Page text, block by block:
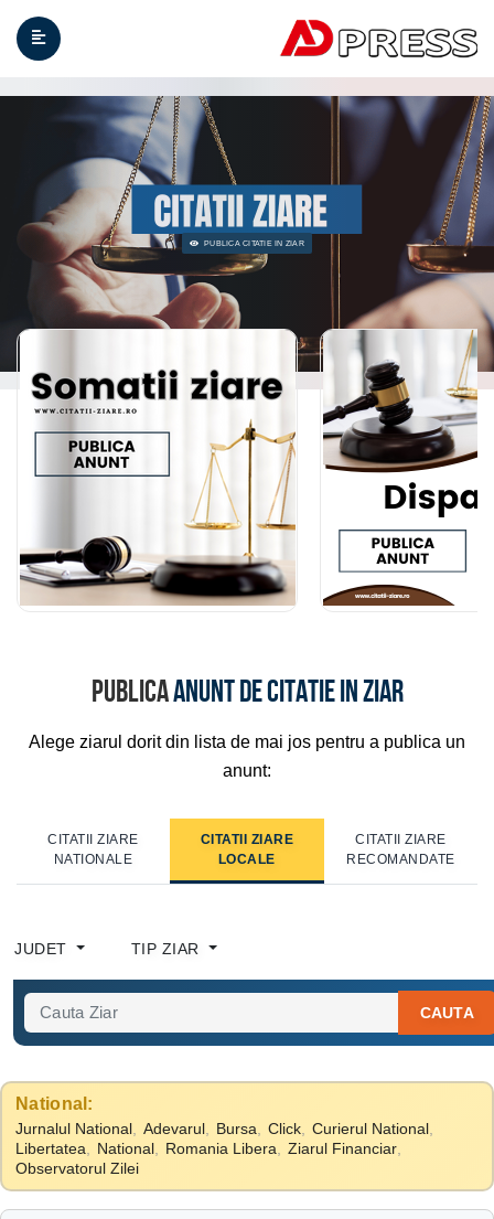
PUBLICA
Publicaanunt de citatie in ziar
Alege ziarul dorit din lista de mai jos pentru a publica un
anunt:
CITATII ZIARE
NATIONALE
CITATII ZIARE
LOCALE
CITATII ZIARE
RECOMANDATE
JUDET TIP ZIAR
CAUTA
National:
Jurnalul National Adevarul Bursa Click Curierul National
Libertatea
National Romania Libera Ziarul Financiar
Observatorul Zilei